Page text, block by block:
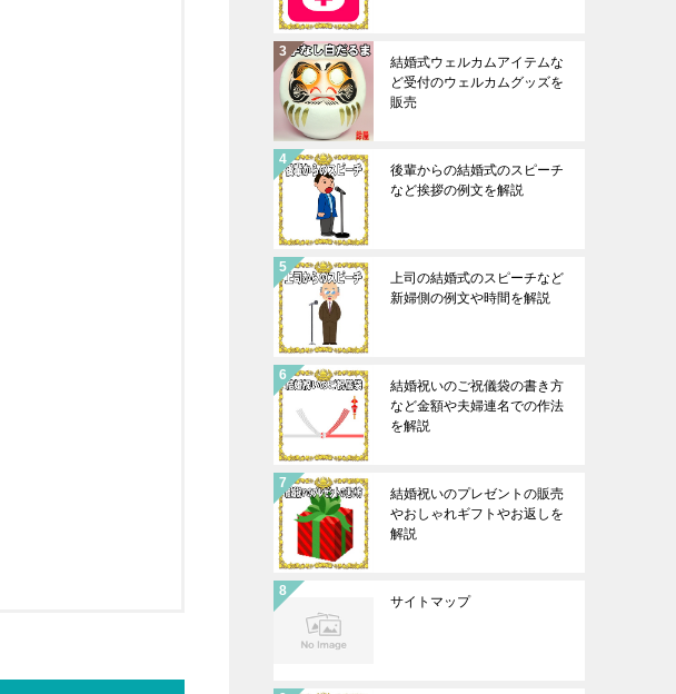
結婚式ウェルカムアイテムな
ど受付のウェルカムグッズを
販売
後輩からの結婚式のスピーチ
など挨拶の例文を解説
上司の結婚式のスピーチなど
新婦側の例文や時間を解説
結婚祝いのご祝儀袋の書き方
など金額や夫婦連名での作法
を解説
結婚祝いのプレゼントの販売
やおしゃれギフトやお返しを
解説
サイトマップ